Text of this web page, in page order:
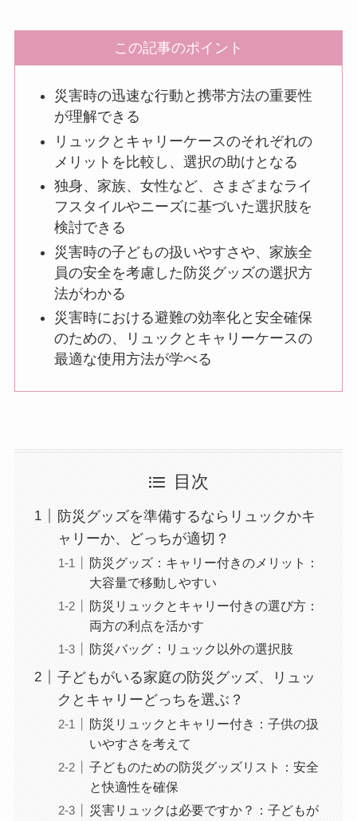
この記事のポイント
災害時の迅速な行動と携帯方法の重要性
が理解できる
リュックとキャリーケースのそれぞれの
メリットを比較し、選択の助けとなる
独身、家族、女性など、さまざまなライ
フスタイルやニーズに基づいた選択肢を
検討できる
災害時の子どもの扱いやすさや、家族全
員の安全を考慮した防災グッズの選択方
法がわかる
災害時における避難の効率化と安全確保
のための、リュックとキャリーケースの
最適な使用方法が学べる
目次
防災グッズを準備するならリュックかキ
ャリーか、どっちが適切？
防災グッズ：キャリー付きのメリット：
大容量で移動しやすい
防災リュックとキャリー付きの選び方：
両方の利点を活かす
防災バッグ：リュック以外の選択肢
子どもがいる家庭の防災グッズ、リュッ
クとキャリーどっちを選ぶ？
防災リュックとキャリー付き：子供の扱
いやすさを考えて
子どものための防災グッズリスト：安全
と快適性を確保
災害リュックは必要ですか？：子どもが